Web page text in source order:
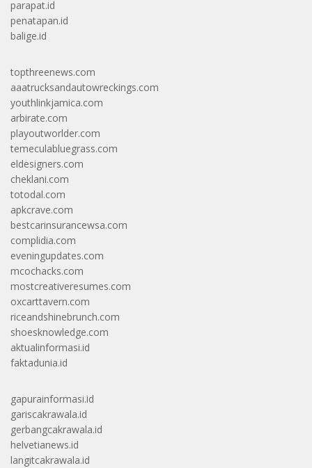
parapat.id
penatapan.id
balige.id
topthreenews.com
aaatrucksandautowreckings.com
youthlinkjamica.com
arbirate.com
playoutworlder.com
temeculabluegrass.com
eldesigners.com
cheklani.com
totodal.com
apkcrave.com
bestcarinsurancewsa.com
complidia.com
eveningupdates.com
mcochacks.com
mostcreativeresumes.com
oxcarttavern.com
riceandshinebrunch.com
shoesknowledge.com
aktualinformasi.id
faktadunia.id
gapurainformasi.id
gariscakrawala.id
gerbangcakrawala.id
helvetianews.id
langitcakrawala.id